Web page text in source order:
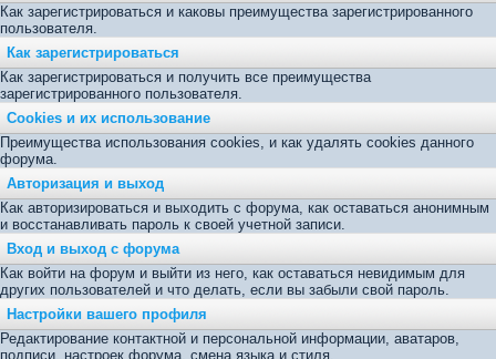
Как зарегистрироваться и каковы преимущества зарегистрированного
пользователя.
Как зарегистрироваться
Как зарегистрироваться и получить все преимущества
зарегистрированного пользователя.
Cookies и их использование
Преимущества использования cookies, и как удалять cookies данного
форума.
Авторизация и выход
Как авторизироваться и выходить с форума, как оставаться анонимным
и восстанавливать пароль к своей учетной записи.
Вход и выход с форума
Как войти на форум и выйти из него, как оставаться невидимым для
других пользователей и что делать, если вы забыли свой пароль.
Настройки вашего профиля
Редактирование контактной и персональной информации, аватаров,
подписи, настроек форума, смена языка и стиля.